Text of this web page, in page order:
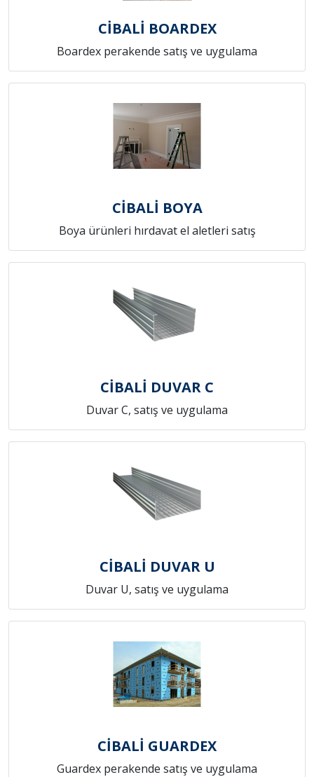
CİBALİ BOARDEX
Boardex perakende satış ve uygulama
CİBALİ BOYA
Boya ürünleri hırdavat el aletleri satış
CİBALİ DUVAR C
Duvar C, satış ve uygulama
CİBALİ DUVAR U
Duvar U, satış ve uygulama
CİBALİ GUARDEX
Guardex perakende satış ve uygulama